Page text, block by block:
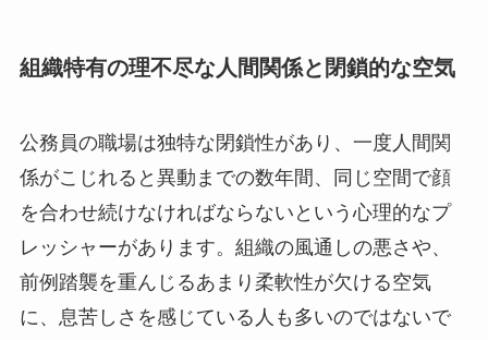
組織特有の理不尽な人間関係と閉鎖的な空気
公務員の職場は独特な閉鎖性があり、一度人間関
係がこじれると異動までの数年間、同じ空間で顔
を合わせ続けなければならないという心理的なプ
レッシャーがあります。組織の風通しの悪さや、
前例踏襲を重んじるあまり柔軟性が欠ける空気
に、息苦しさを感じている人も多いのではないで